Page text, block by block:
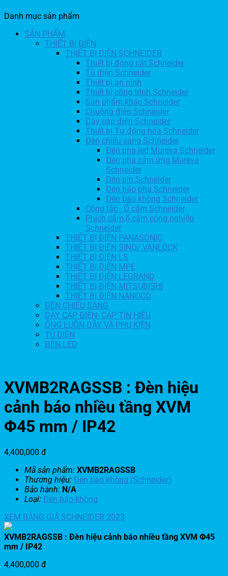
Danh mục sản phẩm
SẢN PHẨM
THIẾT BỊ ĐIỆN
THIẾT BỊ ĐIỆN SCHNEIDER
Thiết bị đóng cắt Schneider
Tủ điện Schneider
Thiết bị an ninh
Thiết bị công trình Schneider
Sản phẩm khác Schneider
Chuông điện Schneider
Dây cáp điện Schneider
Thiết bị Tự động hóa Schneider
Đèn chiếu sáng Schneider
Đèn pha led Mureva Schneider
Đèn pha cảm ứng Mureva
Schneider
Đèn pin Schneider
Đèn báo pha Schneider
Đèn báo không Schneider
Công tắc - Ổ cắm Schneider
Phích cắm,ổ cắm công nghiệp
Schneider
THIẾT BỊ ĐIỆN PANASONIC
THIẾT BỊ ĐIỆN SINO/ VANLOCK
THIẾT BỊ ĐIỆN LS
THIẾT BỊ ĐIỆN MPE
THIẾT BỊ ĐIỆN LEGRAND
THIẾT BỊ ĐIỆN MITSUBISHI
THIẾT BỊ ĐIỆN NANOCO
ĐÈN CHIẾU SÁNG
DÂY CÁP ĐIỆN- CÁP TÍN HIỆU
ỐNG LUỒN DÂY VÀ PHỤ KIỆN
TỦ ĐIỆN
ĐÈN LED
XVMB2RAGSSB : Đèn hiệu
cảnh báo nhiều tầng XVM
Φ45 mm / IP42
4,400,000 đ
Mã sản phẩm: XVMB2RAGSSB
Thương hiệu: Đèn báo không (Schneider)
Bảo hành: N/A
Loại: Đèn báo không
XEM BẢNG GIÁ SCHNEIDER 2023
XVMB2RAGSSB : Đèn hiệu cảnh báo nhiều tầng XVM Φ45
mm / IP42
4,400,000 đ